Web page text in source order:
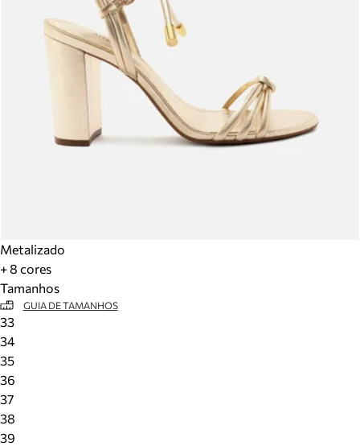
Metalizado
+ 8 cores
Tamanhos
GUIA DE TAMANHOS
33
34
35
36
37
38
39